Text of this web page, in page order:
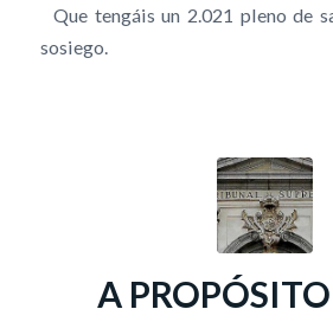
Que tengáis un 2.021 pleno de
sosiego.
A